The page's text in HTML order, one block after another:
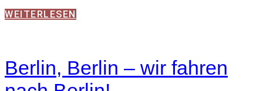
WEITERLESEN
Berlin, Berlin – wir fahren